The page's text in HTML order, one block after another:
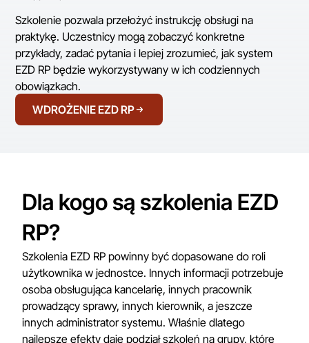
Szkolenie pozwala przełożyć instrukcję obsługi na
praktykę. Uczestnicy mogą zobaczyć konkretne
przykłady, zadać pytania i lepiej zrozumieć, jak system
EZD RP będzie wykorzystywany w ich codziennych
obowiązkach.
WDROŻENIE EZD RP
Dla kogo są szkolenia EZD
RP?
Szkolenia EZD RP powinny być dopasowane do roli
użytkownika w jednostce. Innych informacji potrzebuje
osoba obsługująca kancelarię, innych pracownik
prowadzący sprawy, innych kierownik, a jeszcze
innych administrator systemu. Właśnie dlatego
najlepsze efekty daje podział szkoleń na grupy, które